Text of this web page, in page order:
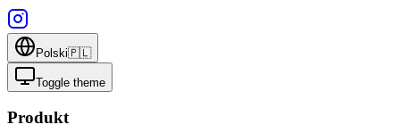
Polski🇵🇱
Toggle theme
Produkt